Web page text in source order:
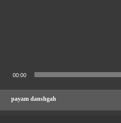
00:00
payam danshgah